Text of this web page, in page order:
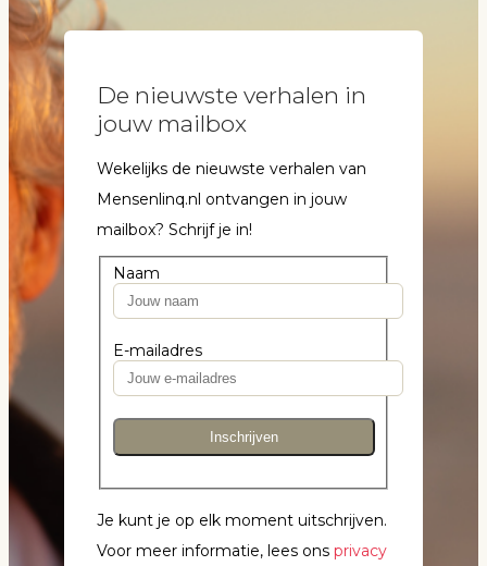
De nieuwste verhalen in
jouw mailbox
Wekelijks de nieuwste verhalen van
Mensenlinq.nl ontvangen in jouw
mailbox? Schrijf je in!
Naam
E-mailadres
Inschrijven
Je kunt je op elk moment uitschrijven.
Voor meer informatie, lees ons privacy